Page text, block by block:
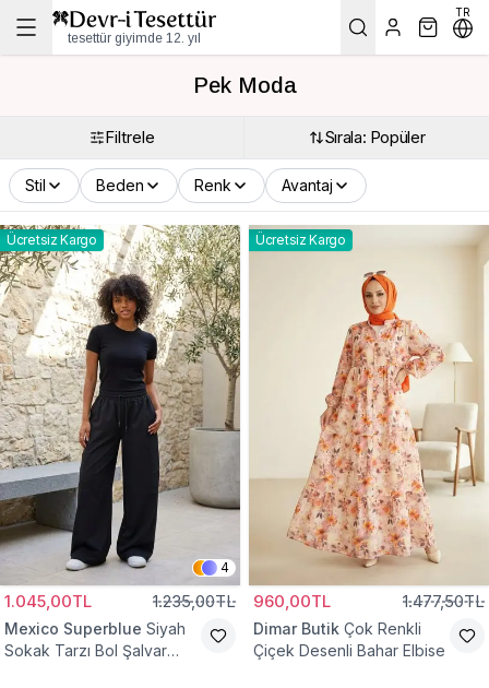
tesettür giyimde 12. yıl
TR
Pek Moda
Filtrele Sırala: Popüler
Stil Beden Renk Avantaj
Ücretsiz Kargo
4
1.045,00TL 1.235,00TL
Mexico Superblue Siyah
Sokak Tarzı Bol Şalvar
Ücretsiz Kargo
960,00TL 1.477,50TL
Dimar Butik Çok Renkli
Çiçek Desenli Bahar Elbise